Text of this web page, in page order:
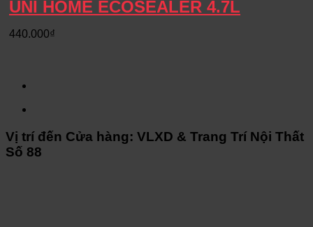
UNI HOME ECOSEALER 4.7L
440.000₫
Vị trí đến Cửa hàng: VLXD & Trang Trí Nội Thất
Số 88